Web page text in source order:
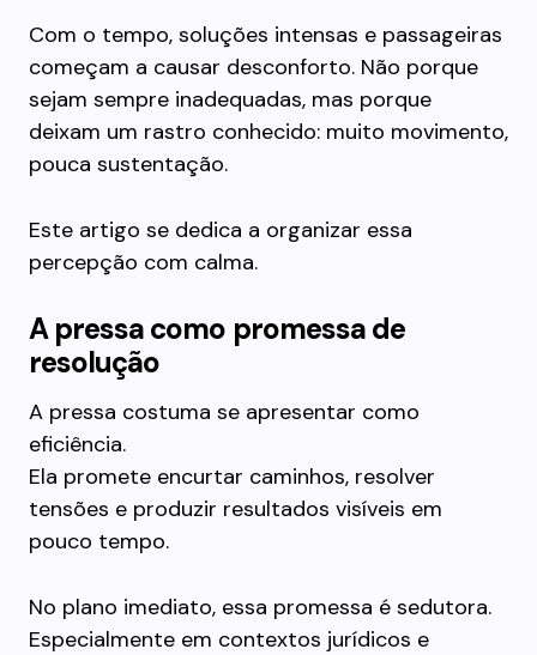
Com o tempo, soluções intensas e passageiras
começam a causar desconforto. Não porque
sejam sempre inadequadas, mas porque
deixam um rastro conhecido: muito movimento,
pouca sustentação.
Este artigo se dedica a organizar essa
percepção com calma.
A pressa como promessa de
resolução
A pressa costuma se apresentar como
eficiência.
Ela promete encurtar caminhos, resolver
tensões e produzir resultados visíveis em
pouco tempo.
No plano imediato, essa promessa é sedutora.
Especialmente em contextos jurídicos e